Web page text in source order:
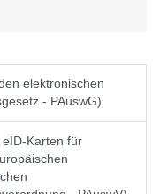
elektronischen
- PAuswG)
Karten für